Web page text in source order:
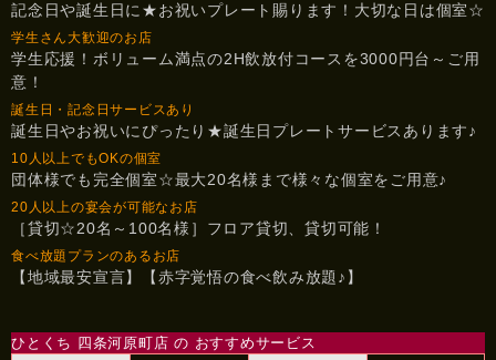
記念日や誕生日に★お祝いプレート賜ります！大切な日は個室☆
学生さん大歓迎のお店
学生応援！ボリューム満点の2H飲放付コースを3000円台～ご用
意！
誕生日・記念日サービスあり
誕生日やお祝いにぴったり★誕生日プレートサービスあります♪
10人以上でもOKの個室
団体様でも完全個室☆最大20名様まで様々な個室をご用意♪
20人以上の宴会が可能なお店
［貸切☆20名～100名様］フロア貸切、貸切可能！
食べ放題プランのあるお店
【地域最安宣言】【赤字覚悟の食べ飲み放題♪】
ひとくち 四条河原町店 の おすすめサービス